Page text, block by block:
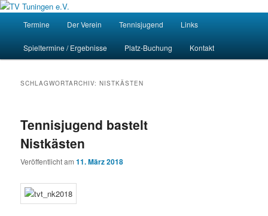
Zum
springen
Zum
springenTV Tuningen e.V.
Homepage des Tennisvereins Tuningen e.V.
Termine Der Verein Tennisjugend Links
Spieltermine / Ergebnisse Platz-Buchung Kontakt
SCHLAGWORTARCHIV:NISTKÄSTEN
Tennisjugend bastelt
Nistkästen
Veröffentlicht am11. März 2018